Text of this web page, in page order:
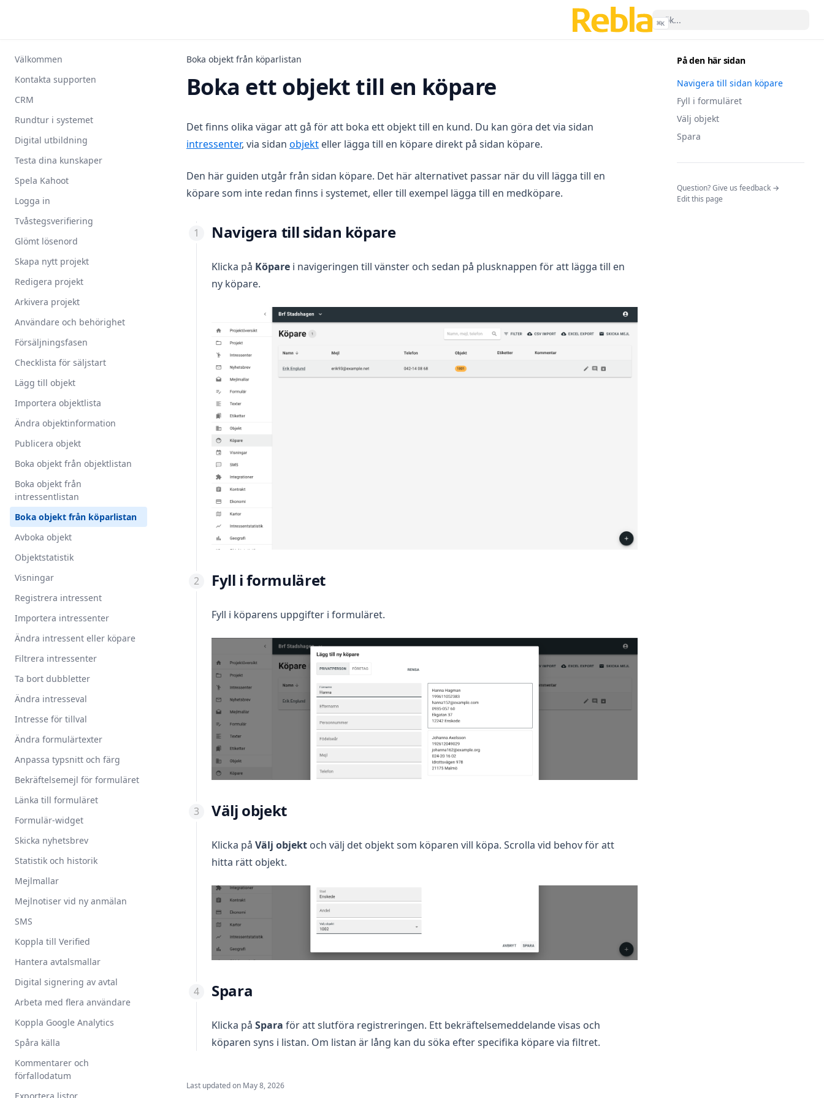
⌘K
Välkommen
Kontakta supporten
CRM
Rundtur i systemet
Digital utbildning
Testa dina kunskaper
Spela Kahoot
Logga in
Tvåstegsverifiering
Glömt lösenord
Skapa nytt projekt
Redigera projekt
Arkivera projekt
Användare och behörighet
Försäljningsfasen
Checklista för säljstart
Lägg till objekt
Importera objektlista
Ändra objektinformation
Publicera objekt
Boka objekt från objektlistan
Boka objekt från
intressentlistan
Boka objekt från köparlistan
Avboka objekt
Objektstatistik
Visningar
Registrera intressent
Importera intressenter
Ändra intressent eller köpare
Filtrera intressenter
Ta bort dubbletter
Ändra intresseval
Intresse för tillval
Ändra formulärtexter
Anpassa typsnitt och färg
Bekräftelsemejl för formuläret
Länka till formuläret
Formulär-widget
Skicka nyhetsbrev
Statistik och historik
Mejlmallar
Mejlnotiser vid ny anmälan
SMS
Koppla till Verified
Hantera avtalsmallar
Digital signering av avtal
Arbeta med flera användare
Koppla Google Analytics
Spåra källa
Kommentarer och
förfallodatum
På den här sidan
Navigera till sidan köpare
Fyll i formuläret
Välj objekt
Spara
Question? Give us feedback →
Edit this page
Boka objekt från köparlistan
Boka ett objekt till en köpare
Det finns olika vägar att gå för att boka ett objekt till en kund. Du kan göra det via sidan
intressenter, via sidan objekt eller lägga till en köpare direkt på sidan köpare.
Den här guiden utgår från sidan köpare. Det här alternativet passar när du vill lägga till en
köpare som inte redan finns i systemet, eller till exempel lägga till en medköpare.
Navigera till sidan köpare
Klicka på Köpare i navigeringen till vänster och sedan på plusknappen för att lägga till en
ny köpare.
Fyll i formuläret
Fyll i köparens uppgifter i formuläret.
Välj objekt
Klicka på Välj objekt och välj det objekt som köparen vill köpa. Scrolla vid behov för att
hitta rätt objekt.
Spara
Klicka på Spara för att slutföra registreringen. Ett bekräftelsemeddelande visas och
köparen syns i listan. Om listan är lång kan du söka efter specifika köpare via filtret.
Last updated on May 8, 2026